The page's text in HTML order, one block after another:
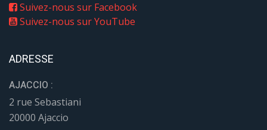
Suivez-nous sur Facebook
Suivez-nous sur YouTube
ADRESSE
AJACCIO :
2 rue Sebastiani
20000 Ajaccio